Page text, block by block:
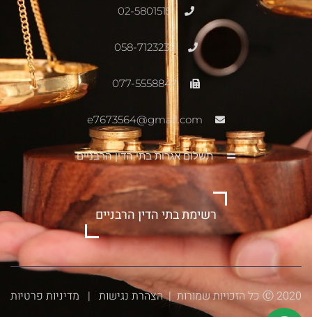
02-5801515
058-7123232
077-5558847
e7673564@gmail.com
תשלום אגרות בתי הדין הרבניים
רשימת בתי הדין הרבניים
Ⓒ 2020 כל הזכויות שמורות | הצהרת נגישות | מדיניות פרטיות